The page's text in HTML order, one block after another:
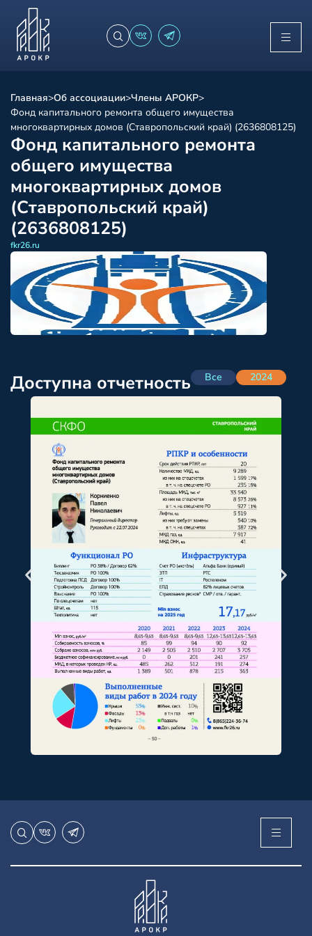
Главная>Об ассоциации>Члены АРОКР>
Фонд капитального ремонта общего имущества
многоквартирных домов (Ставропольский край) (2636808125)
Фонд капитального ремонта
общего имущества
многоквартирных домов
(Ставропольский край)
(2636808125)
fkr26.ru
Доступна отчетность Все 2024